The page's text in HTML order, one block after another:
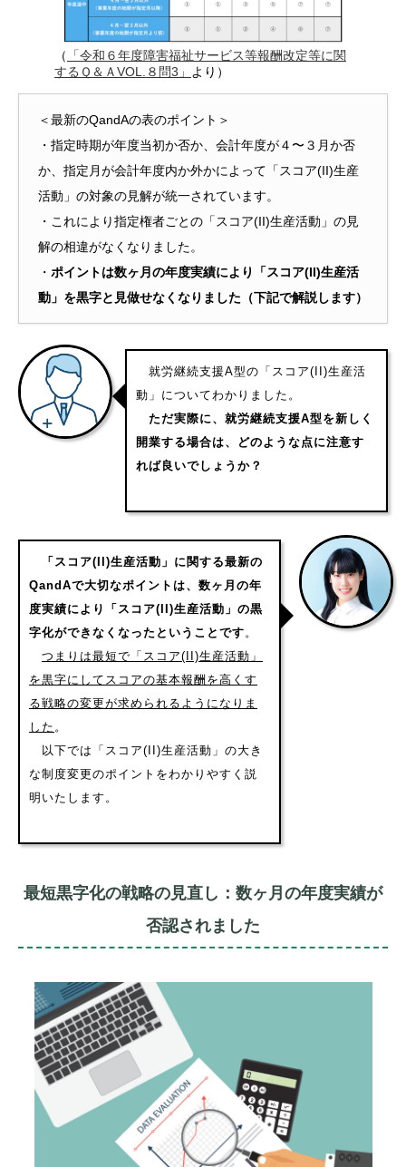
（
「令和６年度障害福祉サービス等報酬改定等に関
するＱ＆ＡVOL.８問3」 より）
＜最新のQandAの表のポイント＞
・指定時期が年度当初か否か、会計年度が４〜３月か否
か、指定月が会計年度内か外かによって「スコア(II)生産
活動」の対象の見解が統一されています。
・これにより指定権者ごとの「スコア(II)生産活動」の見
解の相違がなくなりました。
・ ポイントは数ヶ月の年度実績により「スコア(II)生産活
動」を黒字と見做せなくなりました（下記で解説します）
就労継続支援A型の「スコア(II)生産活
動」についてわかりました。
ただ実際に、就労継続支援A型を新しく
開業する場合は、どのような点に注意す
れば良いでしょうか？
「スコア(II)生産活動」に関する最新の
QandAで大切なポイントは、数ヶ月の年
度実績により「スコア(II)生産活動」の黒
字化ができなくなったということです。
つまりは最短で「スコア(II)生産活動」
を黒字にしてスコアの基本報酬を高くす
る戦略の変更が求められるようになりま
した 。
以下では「スコア(II)生産活動」の大き
な制度変更のポイントをわかりやすく説
明いたします。
最短黒字化の戦略の見直し：数ヶ月の年度実績が
否認されました